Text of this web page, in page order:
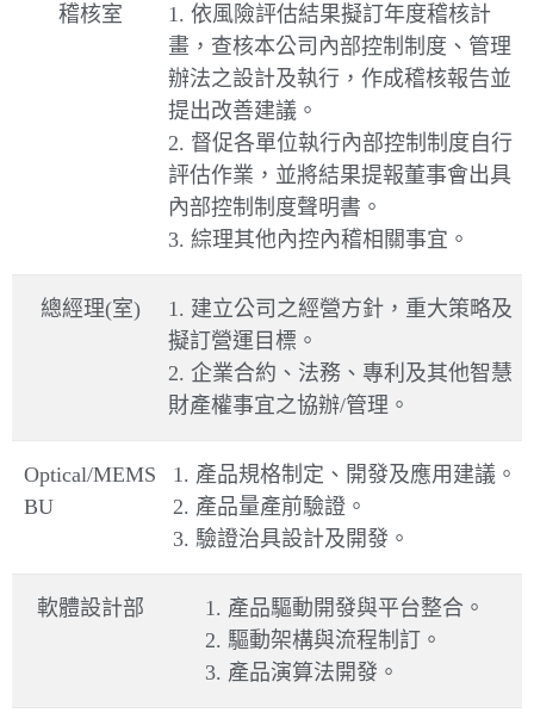
稽核室
1. 依風險評估結果擬訂年度稽核計
畫，查核本公司內部控制制度、管理
辦法之設計及執行，作成稽核報告並
提出改善建議。
2. 督促各單位執行內部控制制度自行
評估作業，並將結果提報董事會出具
內部控制制度聲明書。
3. 綜理其他內控內稽相關事宜。
總經理(室)
1. 建立公司之經營方針，重大策略及
擬訂營運目標。
2. 企業合約、法務、專利及其他智慧
財產權事宜之協辦/管理。
Optical/MEMS
BU
1. 產品規格制定、開發及應用建議。
2. 產品量產前驗證。
3. 驗證治具設計及開發。
軟體設計部
1. 產品驅動開發與平台整合。
2. 驅動架構與流程制訂。
3. 產品演算法開發。